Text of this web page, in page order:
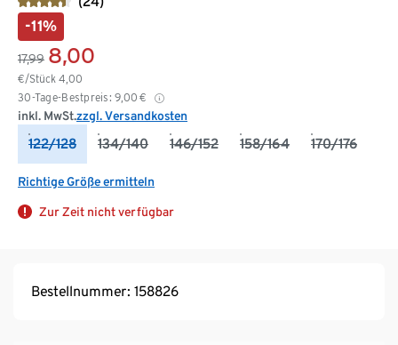
-11%
17,99 8,00
€/Stück 4,00
30-Tage-Bestpreis: 9,00 €
inkl. MwSt.zzgl. Versandkosten
122/128 134/140 146/152 158/164 170/176
Richtige Größe ermitteln
Zur Zeit nicht verfügbar
Bestellnummer: 158826